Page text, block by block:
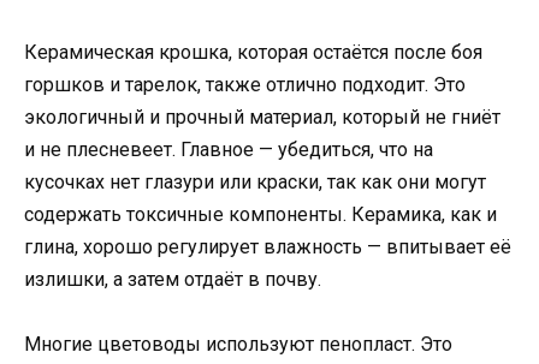
Керамическая крошка, которая остаётся после боя
горшков и тарелок, также отлично подходит. Это
экологичный и прочный материал, который не гниёт
и не плесневеет. Главное — убедиться, что на
кусочках нет глазури или краски, так как они могут
содержать токсичные компоненты. Керамика, как и
глина, хорошо регулирует влажность — впитывает её
излишки, а затем отдаёт в почву.
Многие цветоводы используют пенопласт. Это